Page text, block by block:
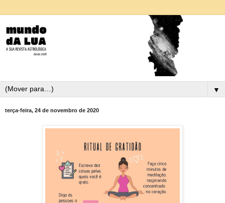
▼
terça-feira, 24 de novembro de 2020